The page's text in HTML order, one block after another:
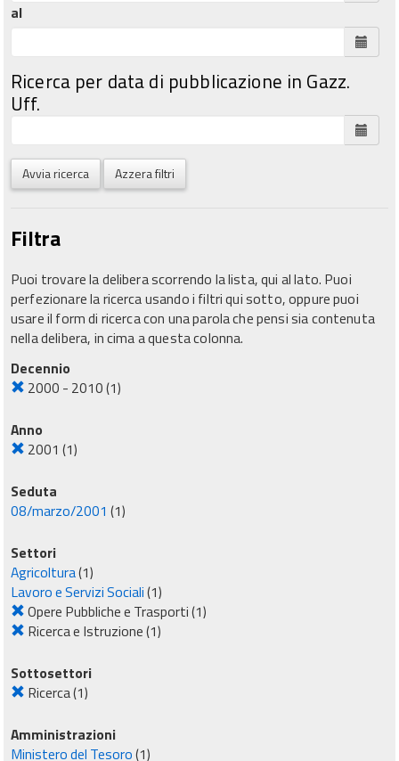
al
Ricerca per data di pubblicazione in Gazz.
Uff.
Avvia ricerca Azzera filtri
Filtra
Puoi trovare la delibera scorrendo la lista, qui al lato. Puoi
perfezionare la ricerca usando i filtri qui sotto, oppure puoi
usare il form di ricerca con una parola che pensi sia contenuta
nella delibera, in cima a questa colonna.
Decennio
2000 - 2010(1)
Anno
2001 (1)
Seduta
08/marzo/2001 (1)
Settori
Agricoltura(1)
Lavoro e Servizi Sociali(1)
Opere Pubbliche e Trasporti(1)
Ricerca e Istruzione(1)
Sottosettori
Ricerca(1)
Amministrazioni
Ministero del Tesoro(1)